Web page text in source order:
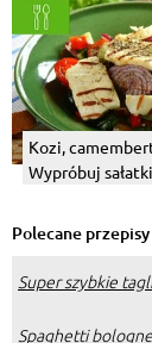
Kozi,
Wypróbuj
Polecane przepisy
Super szybkie
Spaghetti